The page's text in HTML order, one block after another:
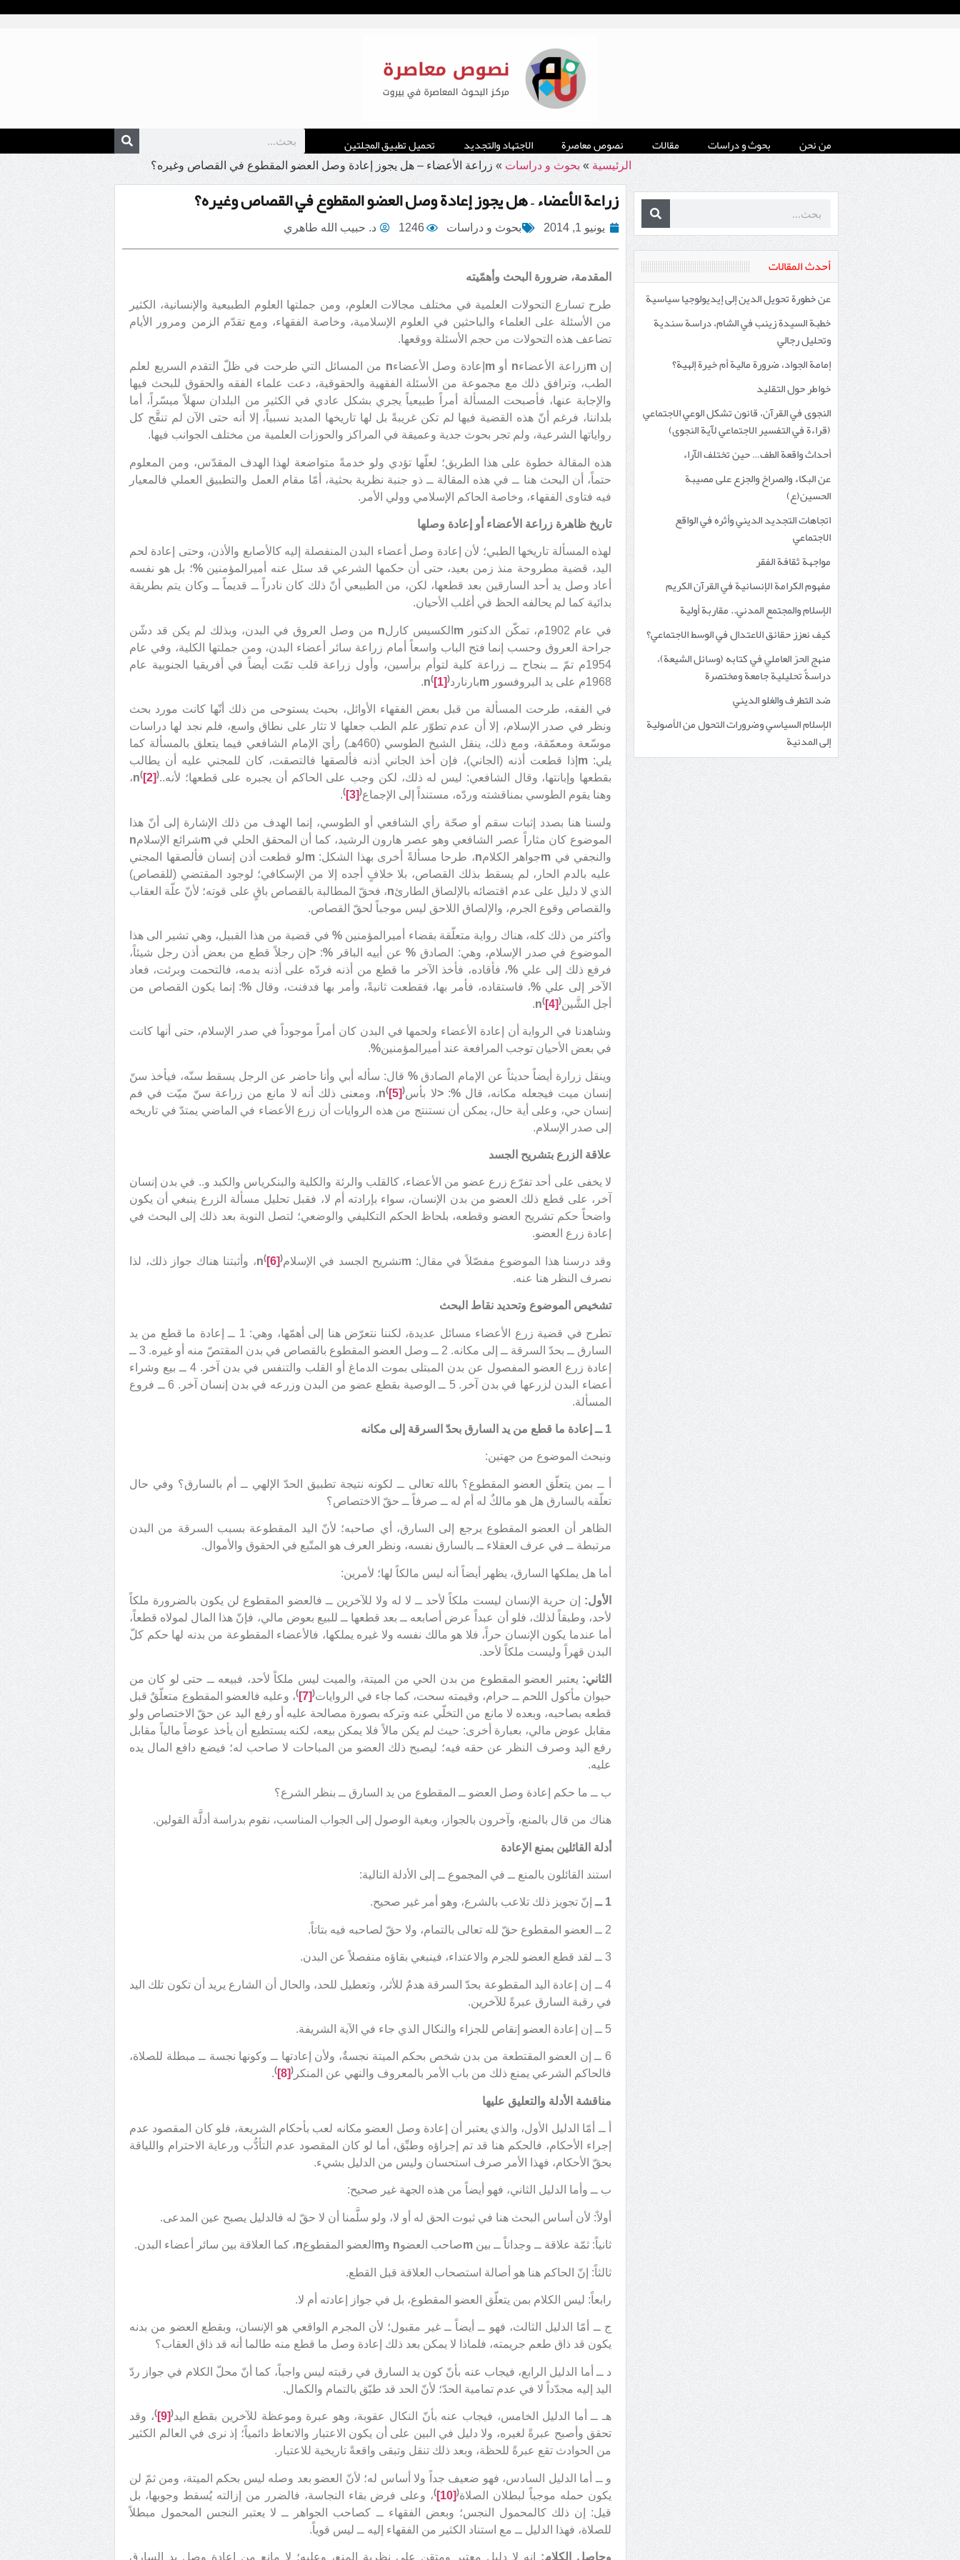
من نحن بحوث و دراسات مقالات نصوص معاصرة الاجتهاد والتجديد تحميل تطبيق المجلتين
الرئيسية » بحوث و دراسات » زراعة الأعضاء – هل يجوز إعادة وصل العضو المقطوع في القصاص وغيره؟
أحدث المقالات
عن خطورة تحويل الدين إلى إيديولوجيا سياسية
خطبة السيدة زينب في الشام، دراسة سندية
وتحليل رجالي
إمامة الجواد، ضرورة مالية أم خيرة إلهية؟
خواطر حول التقليد
النجوى في القرآن، قانون تشكل الوعي الاجتماعي
(قراءة في التفسير الاجتماعي لآية النجوى)
أحداث واقعة الطف… حين تختلف الآراء
عن البكاء والصراخ والجزع على مصيبة
الحسين(ع)
اتجاهات التجديد الديني وأثره في الواقع
الاجتماعي
مواجهة ثقافة الفقر
مفهوم الكرامة الإنسانية في القرآن الكريم
الإسلام والمجتمع المدني.. مقاربة أولية
كيف نعزز حقائق الاعتدال في الوسط الاجتماعي؟
منهج الحرّ العاملي في كتابه (وسائل الشيعة)،
دراسةٌ تحليلية جامعة ومختصرة
ضد التطرف والغلو الديني
الإسلام السياسي وضرورات التحول من الأصولية
إلى المدنية
زراعة الأعضاء – هل يجوز إعادة وصل العضو المقطوع في القصاص وغيره؟
يونيو 1, 2014 بحوث و دراسات 1246 د. حبيب الله طاهري
المقدمة، ضرورة البحث وأهمّيته
طرح تسارع التحولات العلمية في مختلف مجالات العلوم، ومن جملتها العلوم الطبيعية والإنسانية، الكثير
من الأسئلة على العلماء والباحثين في العلوم الإسلامية، وخاصة الفقهاء، ومع تقدّم الزمن ومرور الأيام
تضاعف هذه التحولات من حجم الأسئلة ووقعها.
إنmزراعة الأعضاءn أوm إعادة وصل الأعضاءn من المسائل التي طرحت في ظلّ التقدم السريع لعلم
الطب، وترافق ذلك مع مجموعة من الأسئلة الفقهية والحقوقية، دعت علماء الفقه والحقوق للبحث فيها
والإجابة عنها، فأصبحت المسألة أمراً طبيعياً يجري بشكل عادي في الكثير من البلدان سهلاً ميسّراً، أما
بلداننا، فرغم أنّ هذه القضية فيها لم تكن غريبةً بل لها تاريخها المديد نسبياً، إلا أنه حتى الآن لم تنقَّح كل
رواياتها الشرعية، ولم تجر بحوث جدية وعميقة في المراكز والحوزات العلمية من مختلف الجوانب فيها.
هذه المقالة خطوة على هذا الطريق؛ لعلّها تؤدي ولو خدمةً متواضعة لهذا الهدف المقدّس، ومن المعلوم
حتماً، أن البحث هنا ــ في هذه المقالة ــ ذو جنبة نظرية بحثية، أمّا مقام العمل والتطبيق العملي فالمعيار
فيه فتاوى الفقهاء، وخاصة الحاكم الإسلامي وولي الأمر.
تاريخ ظاهرة زراعة الأعضاء أو إعادة وصلها
لهذه المسألة تاريخها الطبي؛ لأن إعادة وصل أعضاء البدن المنفصلة إليه كالأصابع والأذن، وحتى إعادة لحم
اليد، قضية مطروحة منذ زمن بعيد، حتى أن حكمها الشرعي قد سئل عنه أميرالمؤمنين%؛ بل هو نفسه
أعاد وصل يد أحد السارقين بعد قطعها، لكن، من الطبيعي أنّ ذلك كان نادراً ــ قديماً ــ وكان يتم بطريقة
بدائية كما لم يحالفه الحظ في أغلب الأحيان.
في عام 1902م، تمكّن الدكتور m الكسيس كارلn من وصل العروق في البدن، وبذلك لم يكن قد دشّن
جراحة العروق وحسب إنما فتح الباب واسعاً أمام زراعة سائر أعضاء البدن، ومن جملتها الكلية، وفي عام
1954م تمّ ــ بنجاح ــ زراعة كلية لتوأم برأسين، وأول زراعة قلب تمّت أيضاً في أفريقيا الجنوبية عام
1968م على يد البروفسور
mبارنارد n( [1])
.
في الفقه، طرحت المسألة من قبل بعض الفقهاء الأوائل، بحيث يستوحى من ذلك أنّها كانت مورد بحث
ونظر في صدر الإسلام، إلا أن عدم تطوّر علم الطب جعلها لا تثار على نطاق واسع، فلم نجد لها دراسات
موسّعة ومعمّقة، ومع ذلك، ينقل الشيخ الطوسي (460هـ) رأيَ الإمام الشافعي فيما يتعلق بالمسألة كما
يلي: m إذا قطعت أذنه (الجاني)، فإن أخذ الجاني أذنه فألصقها فالتصقت، كان للمجني عليه أن يطالب
بقطعها وإبانتها، وقال الشافعي: ليس له ذلك، لكن وجب على الحاكم أن يجبره على قطعها؛ لأنه..
n( [2])
،
وهنا يقوم الطوسي بمناقشته وردّه، مستنداً إلى الإجماع(
[3]
)
.
ولسنا هنا بصدد إثبات سقم أو صحّة رأي الشافعي أو الطوسي، إنما الهدف من ذلك الإشارة إلى أنّ هذا
الموضوع كان مثاراً عصر الشافعي وهو عصر هارون الرشيد، كما أن المحقق الحلي فيmشرائع الإسلامn
والنجفي في mجواهر الكلامn، طرحا مسألةً أخرى بهذا الشكل:mلو قطعت أذن إنسان فألصقها المجني
عليه بالدم الحار، لم يسقط بذلك القصاص، بلا خلافٍ أجده إلا من الإسكافي؛ لوجود المقتضي (للقصاص)
الذي لا دليل على عدم اقتضائه بالإلصاق الطارئn، فحقّ المطالبة بالقصاص باقٍ على قوته؛ لأنّ علّة العقاب
والقصاص وقوع الجرم، والإلصاق اللاحق ليس موجباً لحقّ القصاص.
وأكثر من ذلك كله، هناك رواية متعلّقة بقضاء أميرالمؤمنين %في قضية من هذا القبيل، وهي تشير الى هذا
الموضوع في صدر الإسلام، وهي: الصادق %عن أبيه الباقر%
:
<إن رجلاً قطع من بعض أذن رجل شيئاً،
فرفع ذلك إلى علي %، فأقاده، فأخذ الآخر ما قطع من أذنه فردّه على أذنه بدمه، فالتحمت وبرئت، فعاد
الآخر إلى علي %، فاستقاده، فأمر بها، فقطعت ثانيةً، وأمر بها فدفنت، وقال %: إنما يكون القصاص من
أجل الشَّين
n( [4])
.
وشاهدنا في الرواية أن إعادة الأعضاء ولحمها في البدن كان أمراً موجوداً في صدر الإسلام، حتى أنها كانت
في بعض الأحيان توجب المرافعة عند أميرالمؤمنين%
.
وينقل زرارة أيضاً حديثاً عن الإمام الصادق% قال: سأله أبي وأنا حاضر عن الرجل يسقط سنّه، فيأخذ سنّ
إنسان ميت فيجعله مكانه، قال%
:
<لا بأس n( [5])
، ومعنى ذلك أنه لا مانع من زراعة سنّ ميّت في فم
إنسان حي، وعلى أية حال، يمكن أن نستنتج من هذه الروايات أن زرع الأعضاء في الماضي يمتدّ في تاريخه
إلى صدر الإسلام.
علاقة الزرع بتشريح الجسد
لا يخفى على أحد تفرّع زرع عضو من الأعضاء، كالقلب والرئة والكلية والبنكرياس والكبد و.. في بدن إنسان
آخر، على قطع ذلك العضو من بدن الإنسان، سواء بإرادته أم لا، فقبل تحليل مسألة الزرع ينبغي أن يكون
واضحاً حكم تشريح العضو وقطعه، بلحاظ الحكم التكليفي والوضعي؛ لتصل النوبة بعد ذلك إلى البحث في
إعادة زرع العضو.
وقد درسنا هذا الموضوع مفصّلاً في مقال:mتشريح الجسد في الإسلام n([6])
، وأثبتنا هناك جواز ذلك، لذا
نصرف النظر هنا عنه.
تشخيص الموضوع وتحديد نقاط البحث
تطرح في قضية زرع الأعضاء مسائل عديدة، لكننا نتعرّض هنا إلى أهمّها، وهي: 1 ــ إعادة ما قطع من يد
السارق ــ بحدّ السرقة ــ إلى مكانه. 2 ــ وصل العضو المقطوع بالقصاص في بدن المقتصّ منه أو غيره. 3 ــ
إعادة زرع العضو المفصول عن بدن المبتلى بموت الدماغ أو القلب والتنفس في بدن آخر. 4 ــ بيع وشراء
أعضاء البدن لزرعها في بدن آخر. 5 ــ الوصية بقطع عضو من البدن وزرعه في بدن إنسان آخر. 6 ــ فروع
المسألة.
1 ــ إعادة ما قطع من يد السارق بحدّ السرقة إلى مكانه
ونبحث الموضوع من جهتين:
أ ــ بمن يتعلّق العضو المقطوع؟ بالله تعالى ــ لكونه نتيجة تطبيق الحدّ الإلهي ــ أم بالسارق؟ وفي حال
تعلّقه بالسارق هل هو مالكٌ له أم له ــ صرفاً ــ حقّ الاختصاص؟
الظاهر أن العضو المقطوع يرجع إلى السارق، أي صاحبه؛ لأنّ اليد المقطوعة بسبب السرقة من البدن
مرتبطة ــ في عرف العقلاء ــ بالسارق نفسه، ونظر العرف هو المتّبع في الحقوق والأموال.
أما هل يملكها السارق، يظهر أيضاً أنه ليس مالكاً لها؛ لأمرين:
الأول: إن حرية الإنسان ليست ملكاً لأحد ــ لا له ولا للآخرين ــ فالعضو المقطوع لن يكون بالضرورة ملكاً
لأحد، وطبقاً لذلك، فلو أن عبداً عرض أصابعه ــ بعد قطعها ــ للبيع بعوض مالي، فإنّ هذا المال لمولاه قطعاً،
أما عندما يكون الإنسان حراً، فلا هو مالك نفسه ولا غيره يملكها، فالأعضاء المقطوعة من بدنه لها حكم كلّ
البدن قهراً وليست ملكاً لأحد.
الثاني: يعتبر العضو المقطوع من بدن الحي من الميتة، والميت ليس ملكاً لأحد، فبيعه ــ حتى لو كان من
حيوان مأكول اللحم ــ حرام، وقيمته سحت، كما جاء في الروايات(
[7]
)، وعليه فالعضو المقطوع متعلّقٌ قبل
قطعه بصاحبه، وبعده لا مانع من التخلّي عنه وتركه بصورة مصالحة عليه أو رفع اليد عن حقّ الاختصاص ولو
مقابل عوض مالي، بعبارة أخرى: حيث لم يكن مالاً فلا يمكن بيعه، لكنه يستطيع أن يأخذ عوضاً مالياً مقابل
رفع اليد وصرف النظر عن حقه فيه؛ ليصبح ذلك العضو من المباحات لا صاحب له؛ فيضع دافع المال يده
عليه.
ب ــ ما حكم إعادة وصل العضو ــ المقطوع من يد السارق ــ بنظر الشرع؟
هناك من قال بالمنع، وآخرون بالجواز، وبغية الوصول إلى الجواب المناسب، نقوم بدراسة أدلَّة القولين.
أدلة القائلين بمنع الإعادة
استند القائلون بالمنع ــ في المجموع ــ إلى الأدلة التالية:
1 ــ إنّ تجويز ذلك تلاعب بالشرع، وهو أمر غير صحيح.
2 ــ العضو المقطوع حقّ لله تعالى بالتمام، ولا حقّ لصاحبه فيه بتاتاً.
3 ــ لقد قطع العضو للجرم والاعتداء، فينبغي بقاؤه منفصلاً عن البدن.
4 ــ إن إعادة اليد المقطوعة بحدّ السرقة هدمٌ للأثر، وتعطيل للحد، والحال أن الشارع يريد أن تكون تلك اليد
في رقبة السارق عبرةً للآخرين.
5 ــ إن إعادة العضو إنقاص للجزاء والنكال الذي جاء في الآية الشريفة.
6 ــ إن العضو المقتطعة من بدن شخص بحكم الميتة نجسةٌ، ولأن إعادتها ــ وكونها نجسة ــ مبطلة للصلاة،
فالحاكم الشرعي يمنع ذلك من باب الأمر بالمعروف والنهي عن المنكر (
[8]
)
.
مناقشة الأدلة والتعليق عليها
أ ــ أمّا الدليل الأول، والذي يعتبر أن إعادة وصل العضو مكانه لعب بأحكام الشريعة، فلو كان المقصود عدم
إجراء الأحكام، فالحكم هنا قد تم إجراؤه وطبِّق، أما لو كان المقصود عدم التأدُّب ورعاية الاحترام واللياقة
بحقّ الأحكام، فهذا الأمر صرف استحسان وليس من الدليل بشيء.
ب ــ وأما الدليل الثاني، فهو أيضاً من هذه الجهة غير صحيح:
أولاً: لأن أساس البحث هنا في ثبوت الحق له أو لا، ولو سلَّمنا أن لا حقّ له فالدليل يصبح عين المدعى.
ثانياً: ثمّة علاقة ــ وجداناً ــ بين mصاحب العضوn وm العضو المقطوعn، كما العلاقة بين سائر أعضاء البدن.
ثالثاً: إنّ الحاكم هنا هو أصالة استصحاب العلاقة قبل القطع.
رابعاً: ليس الكلام بمن يتعلّق العضو المقطوع، بل في جواز إعادته أم لا.
ج ــ أمّا الدليل الثالث، فهو ــ أيضاً ــ غير مقبول؛ لأن المجرم الواقعي هو الإنسان، وبقطع العضو من بدنه
يكون قد ذاق طعم جريمته، فلماذا لا يمكن بعد ذلك إعادة وصل ما قطع منه طالما أنه قد ذاق العقاب؟
د ــ أما الدليل الرابع، فيجاب عنه بأنّ كون يد السارق في رقبته ليس واجباً، كما أنّ محلّ الكلام في جواز ردّ
اليد إليه مجدّداً لا في عدم تمامية الحدّ؛ لأنّ الحد قد طبّق بالتمام والكمال.
هـ ــ أما الدليل الخامس، فيجاب عنه بأنّ النكال عقوبة، وهو عبرة وموعظة للآخرين بقطع اليد(
[9]
)، وقد
تحقق وأصبح عبرةً لغيره، ولا دليل في البين على أن يكون الاعتبار والاتعاظ دائمياً؛ إذ نرى في العالم الكثير
من الحوادث تقع عبرةً للحظة، وبعد ذلك تنقل وتبقى واقعةً تاريخية للاعتبار.
و ــ أما الدليل السادس، فهو ضعيف جداً ولا أساس له؛ لأنّ العضو بعد وصله ليس بحكم الميتة، ومن ثمّ لن
يكون حمله موجباً لبطلان الصلاة(
[10]
)، وعلى فرض بقاء النجاسة، فالضرر من إزالته يُسقط وجوبها، بل
قيل: إن ذلك كالمحمول النجس؛ وبعض الفقهاء ــ كصاحب الجواهر ــ لا يعتبر النجس المحمول مبطلاً
للصلاة، فهذا الدليل ــ مع استناد الكثير من الفقهاء إليه ــ ليس قوياً.
وحاصل الكلام: إنه لا دليل معتبر ومتقن على نظرية المنع، وعليه؛ لا مانع من إعادة وصل يد السارق